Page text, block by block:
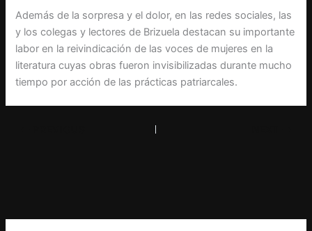
Además de la sorpresa y el dolor, en las redes sociales, las
y los colegas y lectores de Brizuela destacan su importante
labor en la reivindicación de las voces de mujeres en la
literatura cuyas obras fueron invisibilizadas durante mucho
tiempo por acción de las prácticas patriarcales.